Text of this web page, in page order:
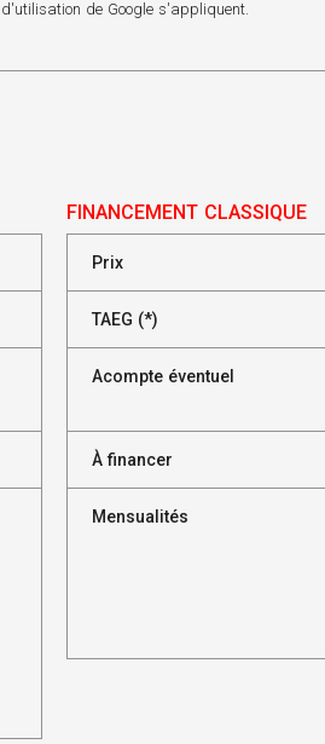
de Google s'appliquent.
FINANCEMENT CLASSIQUE
Prix
TAEG (*)
Acompte éventuel
À financer
Mensualités